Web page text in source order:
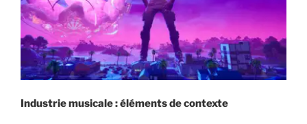
Industrie musicale : éléments de contexte